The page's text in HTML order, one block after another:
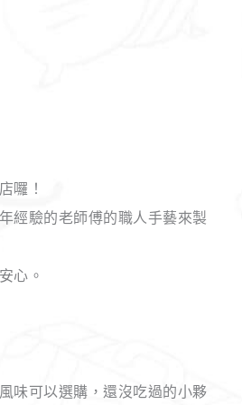
囉！
經驗的老師傅的職人手藝來製
心。
味可以選購，還沒吃過的小夥